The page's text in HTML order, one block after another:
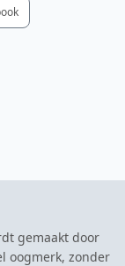
gemaakt door
oogmerk, zonder